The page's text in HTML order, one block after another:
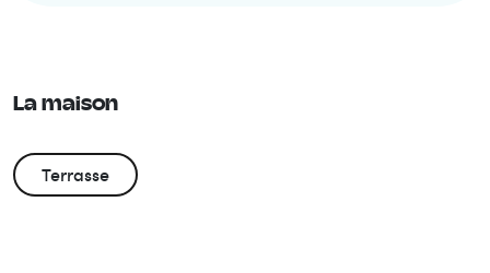
La maison
Terrasse